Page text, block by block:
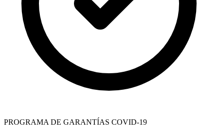
PROGRAMA DE GARANTÍAS COVID-19